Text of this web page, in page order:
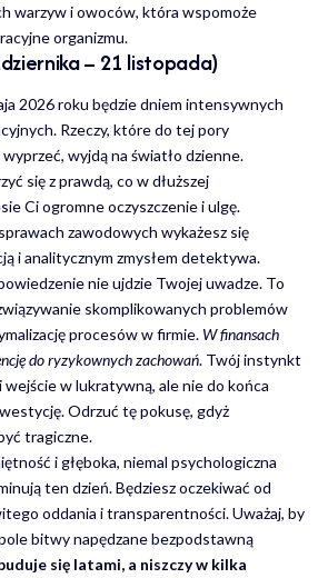
warzyw i owoców, która wspomoże
organizmu.
– 21 listopada)
2026 roku będzie dniem intensywnych
Rzeczy, które do tej pory
wyjdą na światło dzienne.
się z prawdą, co w dłuższej
Ci ogromne oczyszczenie i ulgę.
zawodowych wykażesz się
i analitycznym zmysłem detektywa.
nie ujdzie Twojej uwadze. To
skomplikowanych problemów
procesów w firmie. W finansach
do ryzykownych zachowań. Twój instynkt
w lukratywną, ale nie do końca
Odrzuć tę pokusę, gdyż
tragiczne.
i głęboka, niemal psychologiczna
ten dzień. Będziesz oczekiwać od
oddania i transparentności. Uważaj, by
bitwy napędzane bezpodstawną
się latami, a niszczy w kilka